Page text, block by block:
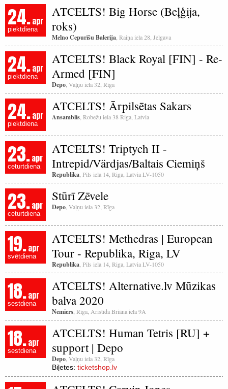
24.apr
piektdiena
ATCELTS! Big Horse (Beļģija,
roks)
Melno Cepurīšu Balerija , Raiņa iela 28, Jelgava
24.apr
piektdiena
ATCELTS! Black Royal [FIN] - Re-
Armed [FIN]
Depo , Vaļņu iela 32, Rīga
24.apr
piektdiena
ATCELTS! Ārpilsētas Sakars
Ansamblis , Robežu iela 38 Riga, Latvia
23.apr
ceturtdiena
ATCELTS! Triptych II -
Intrepid/Värdjas/Baltais Ciemiņš
Republika , Pils iela 14, Riga, Latvia LV-1050
23.apr
ceturtdiena
Stūrī Zēvele
Depo , Vaļņu iela 32, Rīga
19.apr
svētdiena
ATCELTS! Methedras | European
Tour - Republika, Riga, LV
Republika , Pils iela 14, Riga, Latvia LV-1050
18.apr
sestdiena
ATCELTS! Alternative.lv Mūzikas
balva 2020
Nemiers , Rīga, Aristīda Briāna iela 9A
18.apr
sestdiena
ATCELTS! Human Tetris [RU] +
support | Depo
Depo , Vaļņu iela 32, Rīga
Biļetes: ticketshop.lv